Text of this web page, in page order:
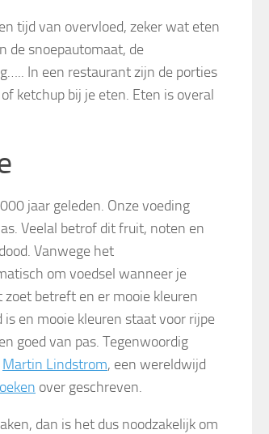
tijd van overvloed, zeker wat eten
de snoepautomaat, de
In een restaurant zijn de porties
ketchup bij je eten. Eten is overal
jaar geleden. Onze voeding
Veelal betrof dit fruit, noten en
Vanwege het
om voedsel wanneer je
betreft en er mooie kleuren
en mooie kleuren staat voor rijpe
goed van pas. Tegenwoordig
Martin Lindstrom, een wereldwijd
over geschreven.
dan is het dus noodzakelijk om